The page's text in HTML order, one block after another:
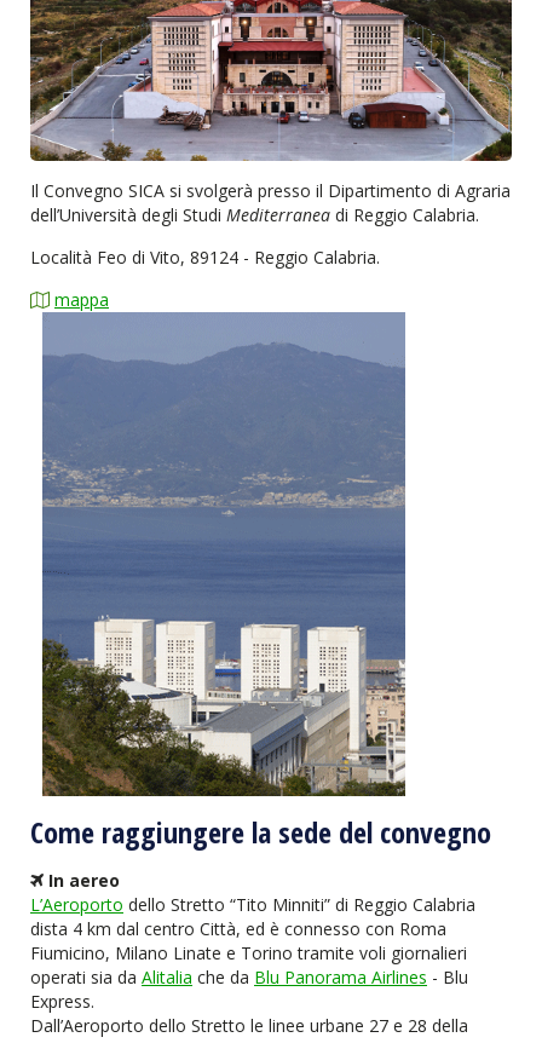
Il Convegno SICA si svolgerà presso il Dipartimento di Agraria
dell’Università degli Studi Mediterranea di Reggio Calabria.
Località Feo di Vito, 89124 - Reggio Calabria.
mappa
Come raggiungere la sede del convegno
In aereo
L’Aeroporto dello Stretto “Tito Minniti” di Reggio Calabria
dista 4 km dal centro Città, ed è connesso con Roma
Fiumicino, Milano Linate e Torino tramite voli giornalieri
operati sia da Alitalia che da Blu Panorama Airlines - Blu
Express.
Dall’Aeroporto dello Stretto le linee urbane 27 e 28 della